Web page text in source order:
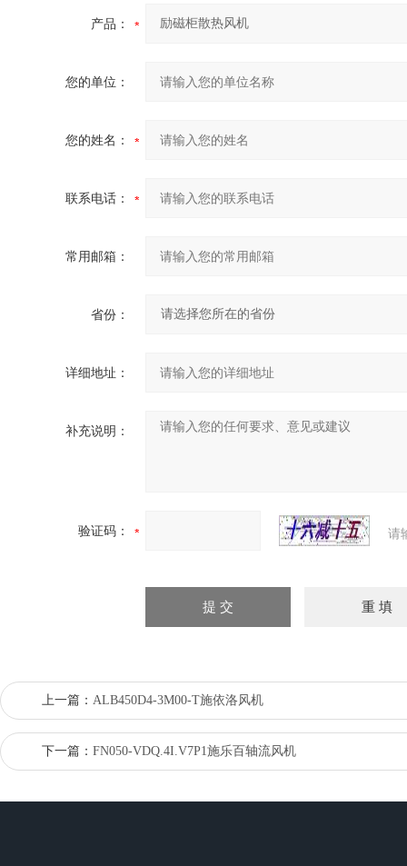
产品：
您的单位：
您的姓名：
联系电话：
常用邮箱：
省份：
详细地址：
补充说明：
验证码： 请
上一篇： ALB450D4-3M00-T施依洛风机
下一篇： FN050-VDQ.4I.V7P1施乐百轴流风机